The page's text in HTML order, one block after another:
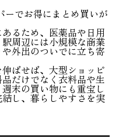
でお得にまとめ買いが
るため、医薬品や日用
周辺には小規模な商業
外出のついでに立ち寄
ばせば、大型ショッピ
だけでなく衣料品や生
末の買い物にも重宝し
し、暮らしやすさを実